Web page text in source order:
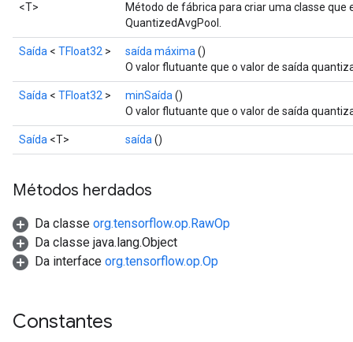
<T>
Método de fábrica para criar uma classe que
QuantizedAvgPool.
Saída < TFloat32 > saída máxima ()
O valor flutuante que o valor de saída
Saída < TFloat32 > minSaída ()
O valor flutuante que o valor de saída
Saída <T> saída ()
Métodos herdados
Da classe org.tensorflow.op.RawOp
Da classe java.lang.Object
Da interface org.tensorflow.op.Op
Constantes